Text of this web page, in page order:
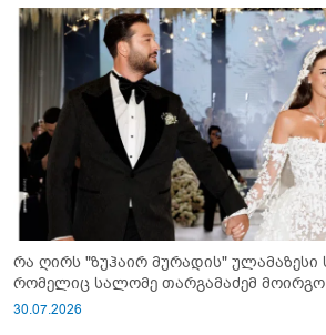
რა ღირს "ზუჰაირ მურადის" ულამაზესი საქორწინო კაბა,
რომელიც სალომე თარგამაძემ მოირგო
30.07.2026